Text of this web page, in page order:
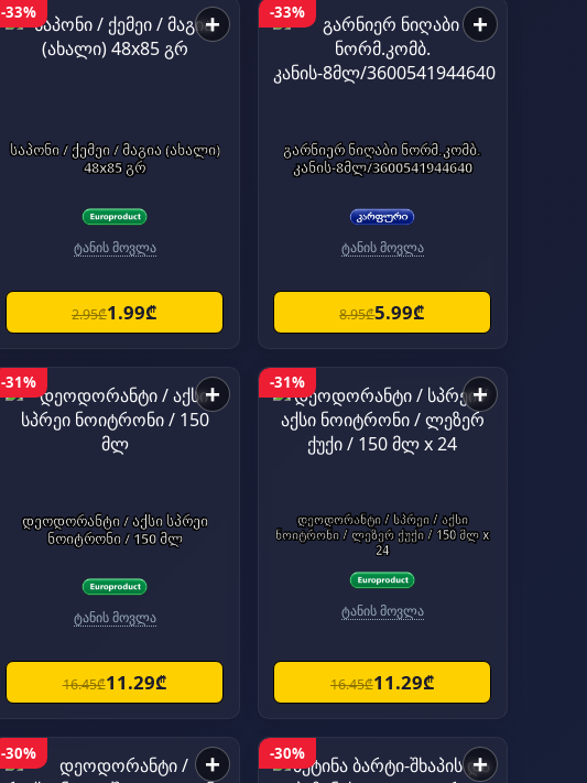
-33% +
საპონი / ქემეი / მაგია (ახალი)
48x85 გრ
ტანის მოვლა
2.95₾1.99₾
-33% +
გარნიერ ნიღაბი ნორმ.კომბ.
კანის-8მლ/3600541944640
ტანის მოვლა
8.95₾5.99₾
-31% +
დეოდორანტი / აქსი სპრეი
ნოიტრონი / 150 მლ
ტანის მოვლა
16.45₾11.29₾
-31% +
დეოდორანტი / სპრეი / აქსი
ნოიტრონი / ლეზერ ქუქი / 150 მლ x
24
ტანის მოვლა
16.45₾11.29₾
-30% + -30% +